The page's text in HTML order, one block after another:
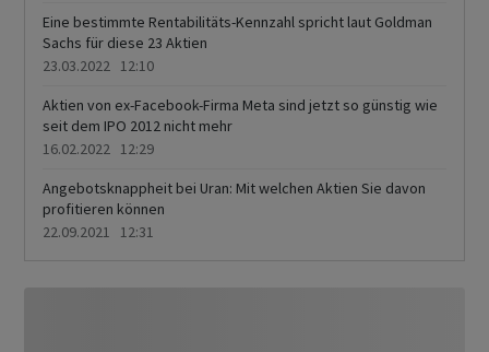
Eine bestimmte Rentabilitäts-Kennzahl spricht laut Goldman
Sachs für diese 23 Aktien
23.03.2022 12:10
Aktien von ex-Facebook-Firma Meta sind jetzt so günstig wie
seit dem IPO 2012 nicht mehr
16.02.2022 12:29
Angebotsknappheit bei Uran: Mit welchen Aktien Sie davon
profitieren können
22.09.2021 12:31